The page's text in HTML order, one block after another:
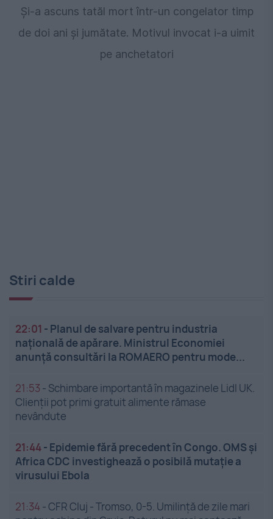
Și-a ascuns tatăl mort într-un congelator timp
de doi ani și jumătate. Motivul invocat i-a uimit
pe anchetatori
Stiri calde
22:01 - Planul de salvare pentru industria
națională de apărare. Ministrul Economiei
anunță consultări la ROMAERO pentru mode...
21:53 - Schimbare importantă în magazinele Lidl UK.
Clienții pot primi gratuit alimente rămase
nevândute
21:44- Epidemie fără precedent în Congo. OMS și
Africa CDC investighează o posibilă mutație a
virusului Ebola
21:34 -CFR Cluj - Tromso, 0-5. Umilință de zile mari